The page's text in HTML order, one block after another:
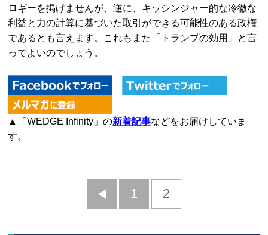
ロギーを掲げませんが、逆に、キッシンジャー的な冷徹な
利益と力の計算に基づいた取引ができる可能性のある政権
であるとも言えます。これもまた「トランプの効用」と言
ってよいのでしょう。
▲「WEDGE Infinity」の新着記事などをお届けしていま
す。
前
1 2